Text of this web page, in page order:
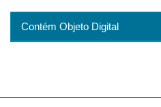
Contém Objeto Digital